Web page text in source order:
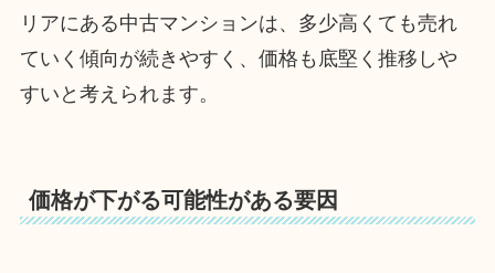
リアにある中古マンションは、多少高くても売れ
ていく傾向が続きやすく、価格も底堅く推移しや
すいと考えられます。
価格が下がる可能性がある要因